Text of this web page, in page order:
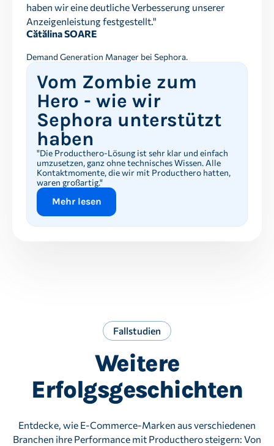
haben wir eine deutliche Verbesserung unserer
Anzeigenleistung festgestellt."
Cătălina SOARE
Demand Generation Manager bei Sephora.
Vom Zombie zum
Hero - wie wir
Sephora unterstützt
haben
"Die Producthero-Lösung ist sehr klar und einfach
umzusetzen, ganz ohne technisches Wissen. Alle
Kontaktmomente, die wir mit Producthero hatten,
waren großartig."
Mehr lesen
Fallstudien
Weitere
Erfolgsgeschichten
Entdecke, wie E‑Commerce-Marken aus verschiedenen
Branchen ihre Performance mit Producthero steigern: Von